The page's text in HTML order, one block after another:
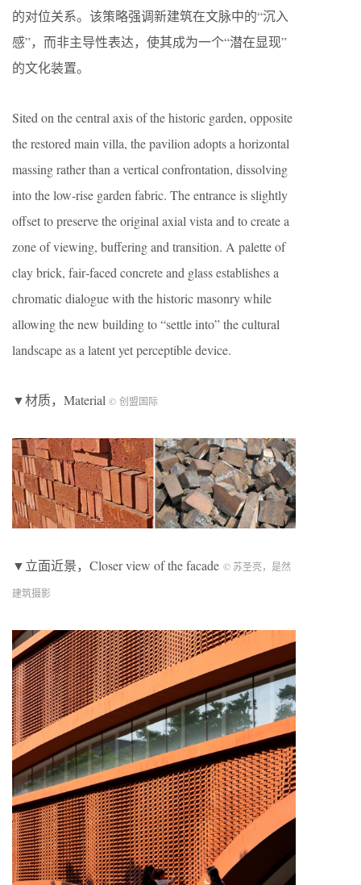
的对位关系。该策略强调新建筑在文脉中的“沉入
感”，而非主导性表达，使其成为一个“潜在显现”
的文化装置。
Sited on the central axis of the historic garden, opposite
the restored main villa, the pavilion adopts a horizontal
massing rather than a vertical confrontation, dissolving
into the low‑rise garden fabric. The entrance is slightly
offset to preserve the original axial vista and to create a
zone of viewing, buffering and transition. A palette of
clay brick, fair‑faced concrete and glass establishes a
chromatic dialogue with the historic masonry while
allowing the new building to “settle into” the cultural
landscape as a latent yet perceptible device.
▼材质，Material © 创盟国际
▼立面近景，Closer view of the facade © 苏圣亮，是然
建筑摄影